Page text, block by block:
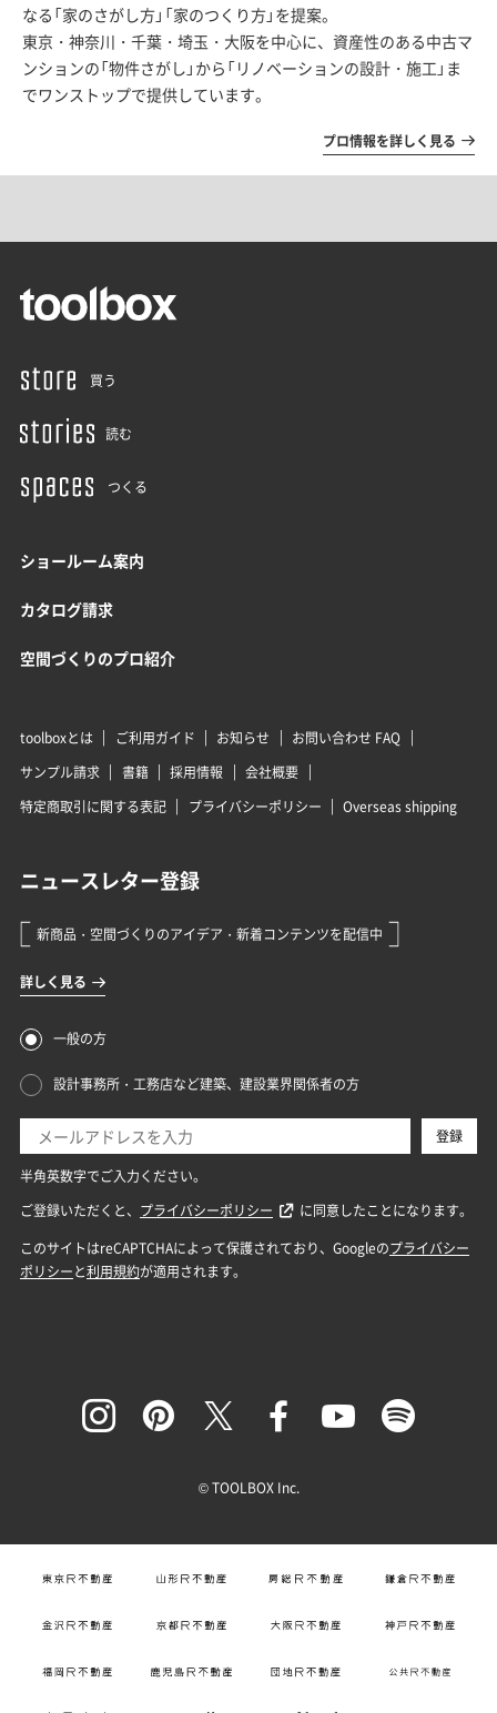
なる「家のさがし方」「家のつくり方」を提案。
東京・神奈川・千葉・埼玉・大阪を中心に、資産性のある中古マ
ンションの「物件さがし」から「リノベーションの設計・施工」ま
でワンストップで提供しています。
プロ情報を詳しく見る
買う
読む
つくる
ショールーム案内
カタログ請求
空間づくりのプロ紹介
toolboxとは ご利用ガイド お知らせ
お問い合わせ FAQ
サンプル請求
書籍 採用情報
会社概要
特定商取引に関する表記
プライバシーポリシー Overseas shipping
© TOOLBOX Inc.